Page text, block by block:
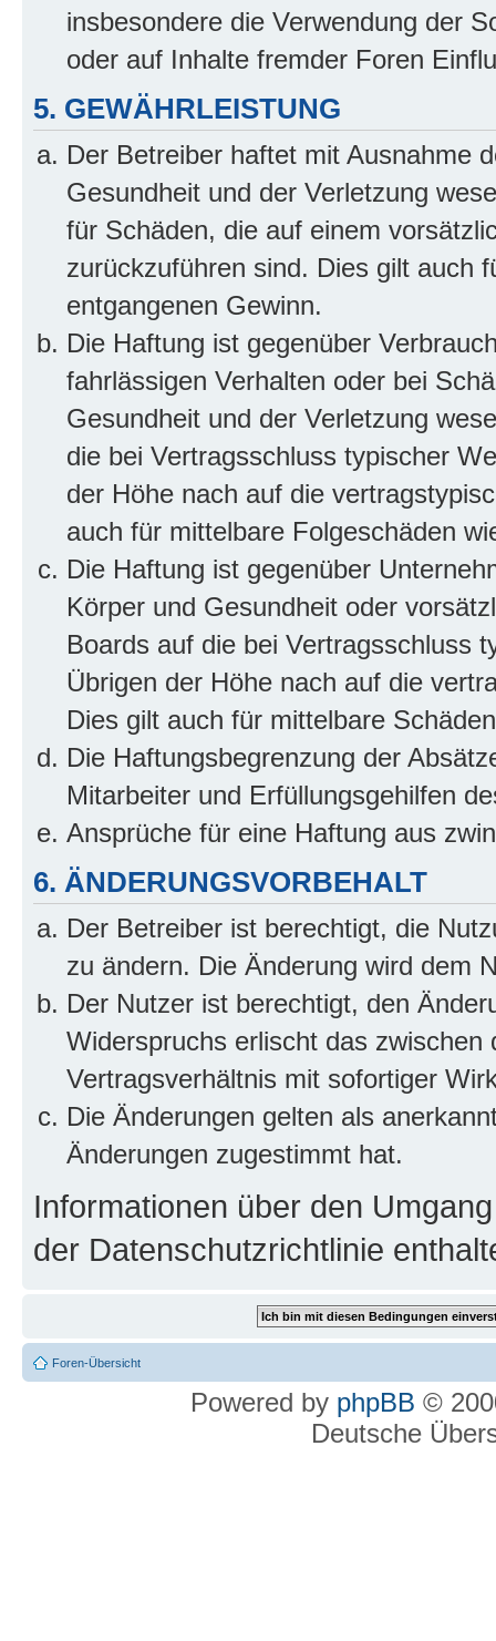
insbesondere die Verwendung der
oder auf Inhalte fremder Foren
5. GEWÄHRLEISTUNG
Der Betreiber haftet mit Ausnahme
Gesundheit und der Verletzung
für Schäden, die auf einem
zurückzuführen sind. Dies gilt auch
entgangenen Gewinn.
Die Haftung ist gegenüber
fahrlässigen Verhalten oder bei
Gesundheit und der Verletzung
die bei Vertragsschluss typischer
der Höhe nach auf die
auch für mittelbare Folgeschäden
Die Haftung ist gegenüber
Körper und Gesundheit oder
Boards auf die bei Vertragsschluss
Übrigen der Höhe nach auf die
Dies gilt auch für mittelbare
Die Haftungsbegrenzung der
Mitarbeiter und Erfüllungsgehilfen
Ansprüche für eine Haftung aus
6. ÄNDERUNGSVORBEHALT
Der Betreiber ist berechtigt, die
zu ändern. Die Änderung wird dem
Der Nutzer ist berechtigt, den
Widerspruchs erlischt das
Vertragsverhältnis mit sofortiger
Die Änderungen gelten als
Änderungen zugestimmt hat.
Informationen über den
der Datenschutzrichtlinie
Foren-Übersicht
Powered by phpBB ©
Deutsche